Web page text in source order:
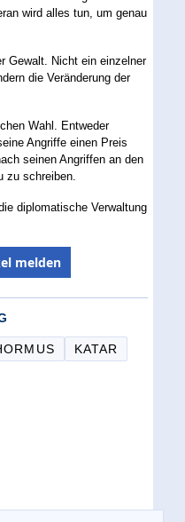
wird alles tun, um genau
Gewalt. Nicht ein einzelner
die Veränderung der
Wahl. Entweder
Angriffe einen Preis
seinen Angriffen an den
zu schreiben.
diplomatische Verwaltung
melden
KATAR